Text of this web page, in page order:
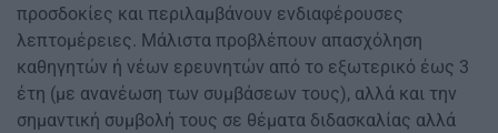
προσδοκίες και περιλαμβάνουν ενδιαφέρουσες
λεπτομέρειες. Μάλιστα προβλέπουν απασχόληση
καθηγητών ή νέων ερευνητών από το εξωτερικό έως 3
έτη (με ανανέωση των συμβάσεων τους), αλλά και την
σημαντική συμβολή τους σε θέματα διδασκαλίας αλλά